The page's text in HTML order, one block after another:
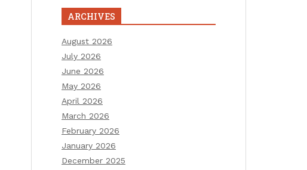
ARCHIVES
August 2026
July 2026
June 2026
May 2026
April 2026
March 2026
February 2026
January 2026
December 2025